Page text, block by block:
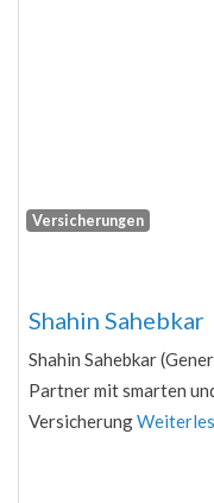
Versicherungen
Shahin Sahebkar
Shahin Sahebkar
Partner mit smarten
Versicherung